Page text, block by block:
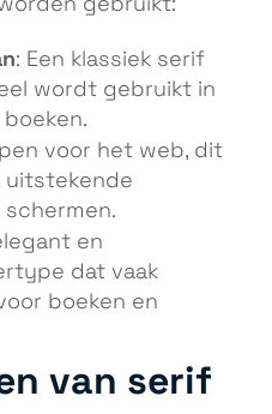
gebruikt:
: Een klassiek serif
wordt gebruikt in
voor het web, dit
schermen.
en
dat vaak
boeken en
van serif